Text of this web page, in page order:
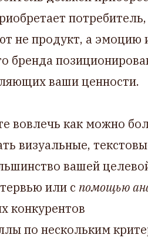
не продукт, а эмоцию
бренда
ваши ценности.
вовлечь как можно
визуальные,
вашей
или с помощью
конкурентов
по нескольким